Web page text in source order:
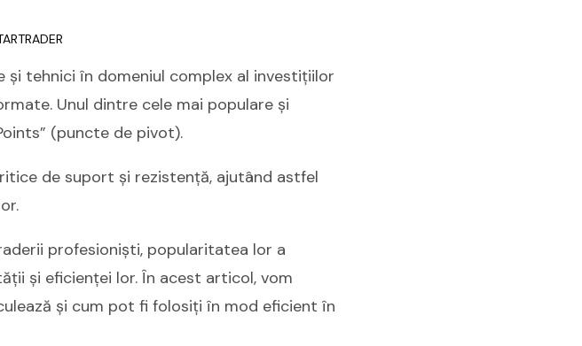
tehnici în domeniul complex al investițiilor
Unul dintre cele mai populare și
(puncte de pivot).
de suport și rezistență, ajutând astfel
profesioniști, popularitatea lor a
și eficienței lor. În acest articol, vom
și cum pot fi folosiți în mod eficient în